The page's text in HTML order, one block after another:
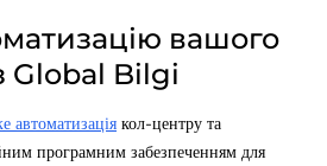
вашого
Global Bilgi
автоматизація кол-центру та
програмним забезпеченням для